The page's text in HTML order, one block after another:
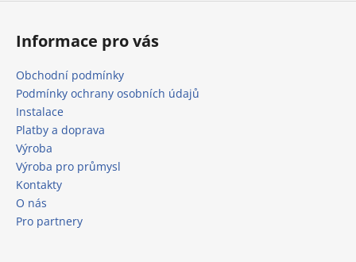
Informace pro vás
Obchodní podmínky
Podmínky ochrany osobních údajů
Instalace
Platby a doprava
Výroba
Výroba pro průmysl
Kontakty
O nás
Pro partnery